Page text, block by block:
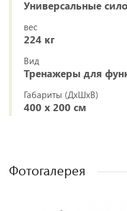
Универсальные
вес
224 кг
Вид
Тренажеры для
Габариты (ДхШхВ)
400 x 200 см
Фотогалерея